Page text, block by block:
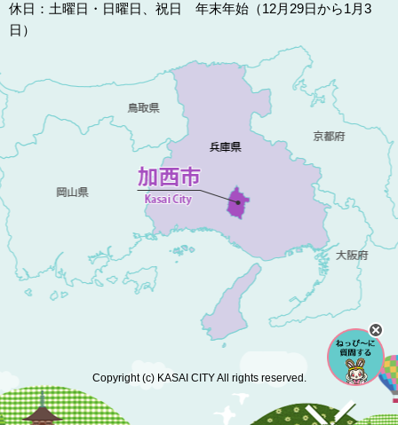
休日：土曜日・日曜日、祝日 年末年始（12月29日から1月3
日）
Copyright (c) KASAI CITY All rights reserved.